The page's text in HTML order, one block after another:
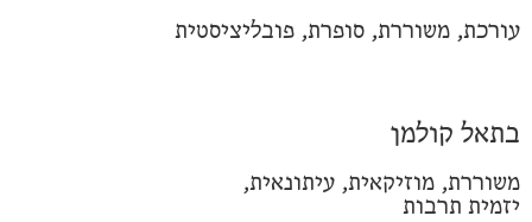
עורכת, משוררת, סופרת, פובליציסטית
בתאל קולמן
משוררת, מוזיקאית, עיתונאית,
יזמית תרבות